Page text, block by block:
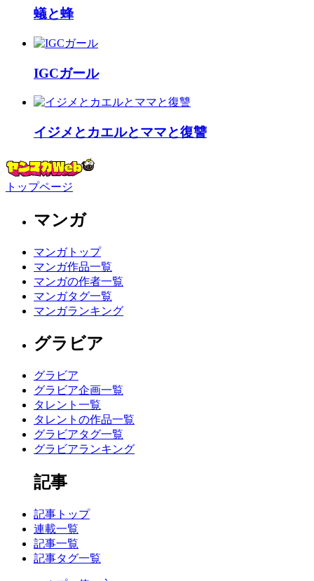
蟻と蜂
IGCガール
イジメとカエルとママと復讐
トップページ
マンガ
マンガトップ
マンガ作品一覧
マンガの作者一覧
マンガタグ一覧
マンガランキング
グラビア
グラビア
グラビア企画一覧
タレント一覧
タレントの作品一覧
グラビアタグ一覧
グラビアランキング
記事
記事トップ
連載一覧
記事一覧
記事タグ一覧